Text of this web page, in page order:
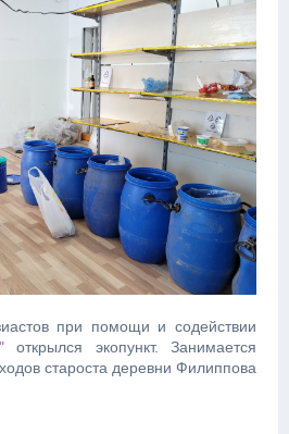
при помощи и содействии
открылся экопункт. Занимается
староста деревни Филиппова